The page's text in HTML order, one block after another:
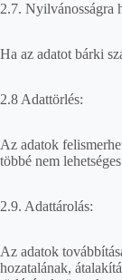
2.7. Nyilvánosságra
Ha az adatot bárki
2.8 Adattörlés:
Az adatok
többé nem
2.9. Adattárolás:
Az adatok
hozatalának,